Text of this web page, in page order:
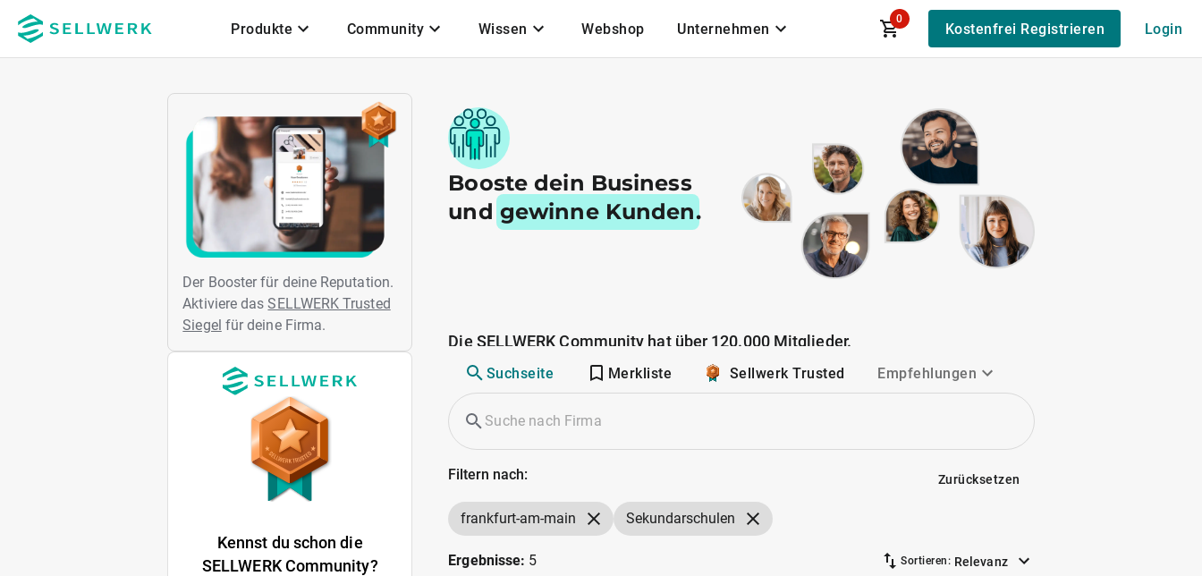
Zum Hauptinhalt
Produkte Community Wissen Webshop Unternehmen
0
Kostenfrei Registrieren Login
Der Booster für deine Reputation.
Aktiviere dasSELLWERK Trusted
Siegel für deine Firma.
Kennst du schon die
SELLWERK Community?
Booste dein Business
und gewinne Kunden.
Die SELLWERK Community hat über 120.000 Mitglieder.
Suchseite Merkliste Sellwerk Trusted Empfehlungen
Filtern nach: Zurücksetzen
frankfurt-am-main Sekundarschulen
Ergebnisse: 5 Sortieren: Relevanz